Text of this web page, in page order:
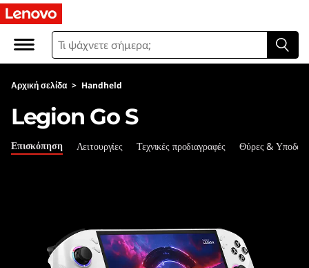
L
n
o
o
Αρχική σελίδα > Handheld
Legion Go S
Επισκόπηση Λειτουργίες Τεχνικές προδιαγραφές Θύρες &